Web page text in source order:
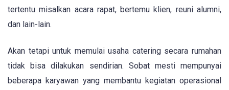
tertentu misalkan acara rapat, bertemu klien, reuni alumni,
dan lain-lain.
Akan tetapi untuk memulai usaha catering secara rumahan
tidak bisa dilakukan sendirian. Sobat mesti mempunyai
beberapa karyawan yang membantu kegiatan operasional